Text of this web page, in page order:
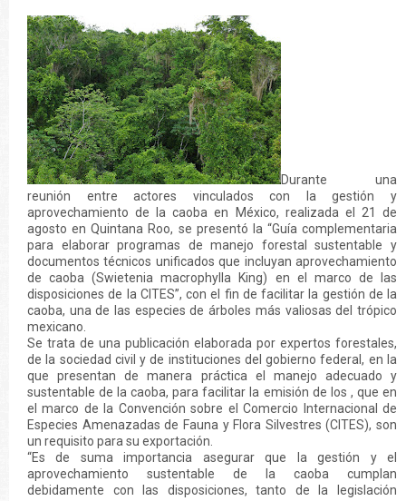
Durante una
reunión entre actores vinculados con la gestión y
aprovechamiento de la caoba en México, realizada el 21 de
agosto en Quintana Roo, se presentó la “Guía complementaria
para elaborar programas de manejo forestal sustentable y
documentos técnicos unificados que incluyan aprovechamiento
de caoba (Swietenia macrophylla King) en el marco de las
disposiciones de la CITES”, con el fin de facilitar la gestión de la
caoba, una de las especies de árboles más valiosas del trópico
mexicano.
Se trata de una publicación elaborada por expertos forestales,
de la sociedad civil y de instituciones del gobierno federal, en la
que presentan de manera práctica el manejo adecuado y
sustentable de la caoba, para facilitar la emisión de los , que en
el marco de la Convención sobre el Comercio Internacional de
Especies Amenazadas de Fauna y Flora Silvestres (CITES), son
un requisito para su exportación.
“Es de suma importancia asegurar que la gestión y el
aprovechamiento sustentable de la caoba cumplan
debidamente con las disposiciones, tanto de la legislación